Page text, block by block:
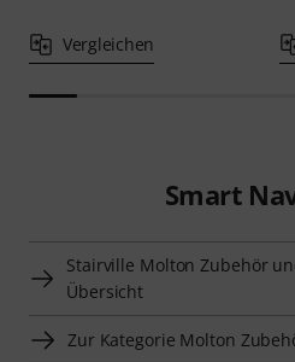
Vergleichen
Smart
Stairville Molton Zubehör
Übersicht
Zur Kategorie Molton